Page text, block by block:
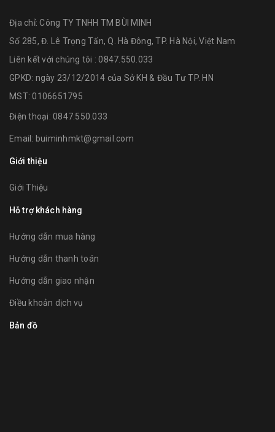
Địa chỉ:Công TY TNHH TM BÙI MINH
Số 285, Đ. Lê Trọng Tấn, Q. Hà Đông, TP. Hà Nội, Việt Nam
Liên kết với chúng tôi : 0847.550.033
GPKD: ngày 23/12/2014 của Sở KH & Đầu Tư TP. HN
MST: 0106651795
Điện thoại: 0847.550.033
Email: buiminhmkt@gmail.com
Giới thiệu
Giới Thiệu
Hỗ trợ khách hàng
Hướng dẫn mua hàng
Hướng dẫn thanh toán
Hướng dẫn giao nhận
Điều khoản dịch vụ
Bản đồ